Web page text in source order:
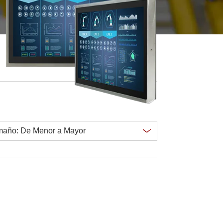
Grado de Acero Inoxidable
Panel PC de Acero Inoxidable
Pantalla de Acero Inoxidable